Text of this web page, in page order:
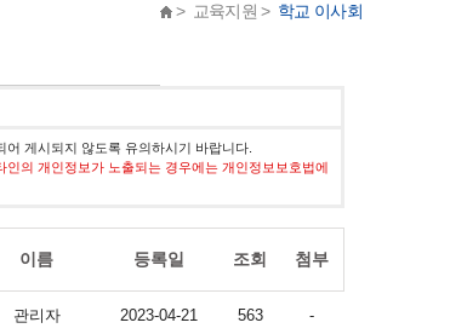
> 교육지원 > 학교 이사회
게시되지 않도록 유의하시기 바랍니다.
의 개인정보가 노출되는 경우에는 개인정보보호법에
이름 등록일 조회 첨부
관리자 2023-04-21 563 -